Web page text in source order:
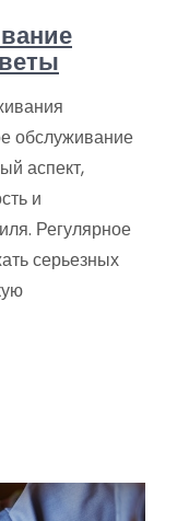
обслуживание
аспект,
и
Регулярное
серьезных